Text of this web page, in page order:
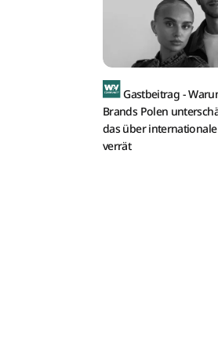
Gastbeitrag -
Brands Polen
das über
verrät